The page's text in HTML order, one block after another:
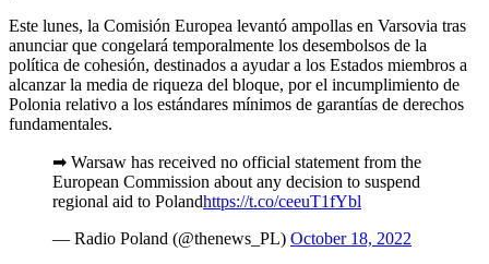
Este lunes, la Comisión Europea levantó ampollas en Varsovia tras
anunciar que congelará temporalmente los desembolsos de la
política de cohesión, destinados a ayudar a los Estados miembros a
alcanzar la media de riqueza del bloque, por el incumplimiento de
Polonia relativo a los estándares mínimos de garantías de derechos
fundamentales.
➡ Warsaw has received no official statement from the
European Commission about any decision to suspend
regional aid to Polandhttps://t.co/ceeuT1fYbl
— Radio Poland (@thenews_PL) October 18, 2022